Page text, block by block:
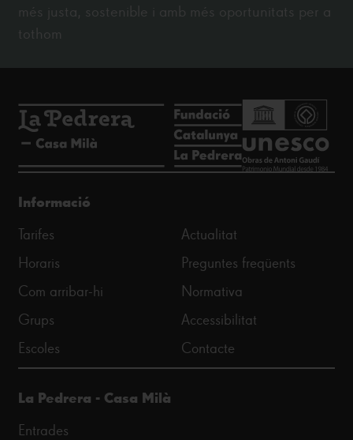
més justa, sostenible i amb més oportunitats per a
tothom
Informació
Tarifes
Horaris
Com arribar-hi
Grups
Escoles
Actualitat
Preguntes freqüents
Normativa
Accessibilitat
Contacte
La Pedrera - Casa Milà
Entrades